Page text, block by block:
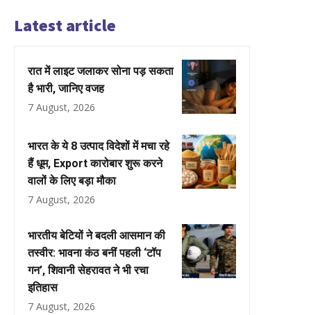
Latest article
रात में लाइट जलाकर सोना पड़ सकता
है भारी, जानिए वजह
7 August, 2026
भारत के ये 8 उत्पाद विदेशों में मचा रहे
हैं धूम, Export कारोबार शुरू करने
वालों के लिए बड़ा मौका
7 August, 2026
भारतीय बेटियों ने बदली आसमान की
तस्वीर: भावना कंठ बनीं पहली ‘टॉप
गन’, शिवानी सेहरावत ने भी रचा
इतिहास
7 August, 2026